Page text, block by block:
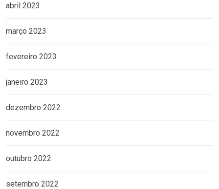
abril 2023
março 2023
fevereiro 2023
janeiro 2023
dezembro 2022
novembro 2022
outubro 2022
setembro 2022